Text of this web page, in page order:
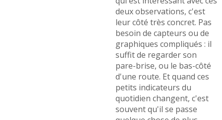
deux observations, c'est
leur côté très concret. Pas
besoin de capteurs ou de
graphiques compliqués : il
suffit de regarder son
pare-brise, ou le bas-côté
d'une route. Et quand ces
petits indicateurs du
quotidien changent, c'est
souvent qu'il se passe